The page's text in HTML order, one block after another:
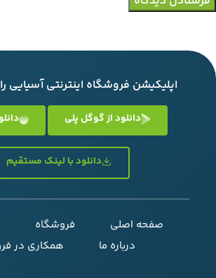
اپلیکیشن فروشگاه اینترنتی آسیایی
دانلود از گوگل پلی
دانلود با لینک مستقیم
صفحه اصلی فروشگاه
درباره ما
همکاری در